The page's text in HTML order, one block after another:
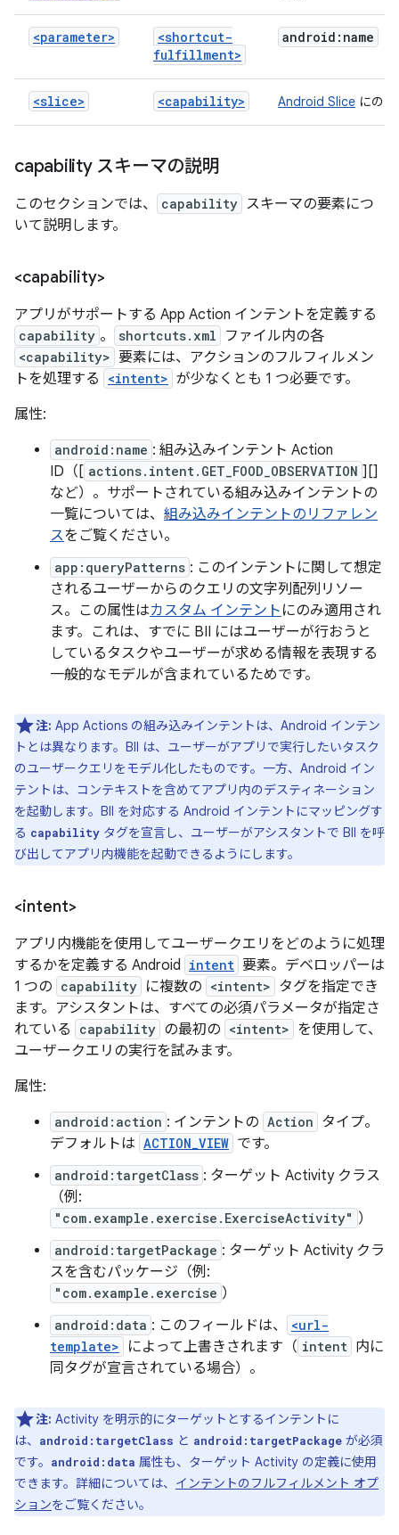
<parameter>
<shortcut-
fulfillment>
android:name
<slice> <capability> Android Slice にの
capability スキーマの説明
このセクションでは、 capability スキーマの要素につ
いて説明します。
<capability>
アプリがサポートする App Action インテントを定義する
capability 。 shortcuts.xml ファイル内の各
<capability> 要素には、アクションのフルフィルメン
トを処理する
<intent> が少なくとも 1 つ必要です。
属性:
android:name : 組み込みインテント Action
ID（[ actions.intent.GET_FOOD_OBSERVATION ][]
など）。サポートされている組み込みインテントの
一覧については、 組み込みインテントのリファレン
スをご覧ください。
app:queryPatterns : このインテントに関して想定
されるユーザーからのクエリの文字列配列リソー
ス。この属性はカスタム インテント にのみ適用され
ます。これは、すでに BII にはユーザーが行おうと
しているタスクやユーザーが求める情報を表現する
一般的なモデルが含まれているためです。
注: App Actions の組み込みインテント は、Android インテン
ト とは異なります。BII は、ユーザーがアプリで実行したいタスク
のユーザークエリをモデル化したものです。一方、Android イン
テントは、コンテキストを含めてアプリ内のデスティネーション
を起動します。BII を対応する Android インテントにマッピングす
る capability タグを宣言し、ユーザーがアシスタントで BII を呼
び出してアプリ内機能を起動できるようにします。
<intent>
アプリ内機能を使用してユーザークエリをどのように処理
するかを定義する Android intent 要素。デベロッパーは
1 つの capability に複数の <intent> タグを指定でき
ます。アシスタントは、すべての必須パラメータが指定さ
れている
capability の最初の <intent> を使用して、
ユーザークエリの実行を試みます。
属性:
android:action : インテントの Action タイプ。
デフォルトは ACTION_VIEW です。
android:targetClass : ターゲット Activity クラス
（例:
"com.example.exercise.ExerciseActivity" ）
android:targetPackage : ターゲット Activity クラ
スを含むパッケージ（例:
"com.example.exercise ）
android:data : このフィールドは、
<url-
template>
によって上書きされます（ intent 内に
同タグが宣言されている場合）。
注: Activity を明示的にターゲットとするインテントに
は、
android:targetClass と android:targetPackage が必須
です。
android:data 属性も、ターゲット Activity の定義に使用
できます。詳細については、 インテントのフルフィルメント オプ
ションをご覧ください。